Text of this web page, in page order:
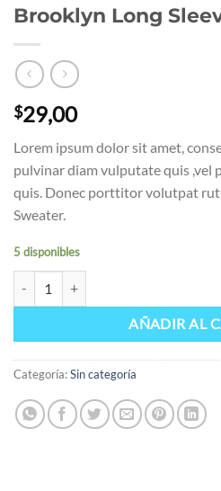
Brooklyn Long
$29,00
Lorem ipsum dolor sit amet,
pulvinar diam vulputate quis ,vel
quis. Donec porttitor volutpat
Sweater.
5 disponibles
AÑADIR AL
Categoría:Sin categoría